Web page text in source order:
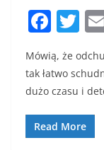
F
c
e
b
o
T
w
itt
er
Mówią, że
tak łatwo
dużo czasu i
Read More